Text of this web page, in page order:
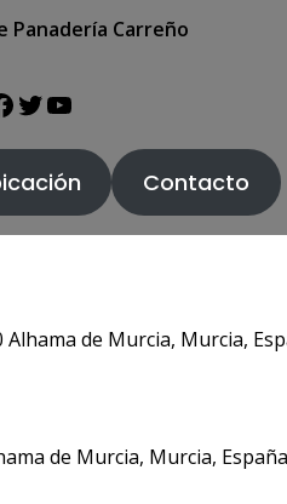
Panadería Carreño
https://twitter.com/levanteturista https://www.youtube.com/@levanteturistica
Contacto
de Murcia, Murcia,
de Murcia, Murcia,